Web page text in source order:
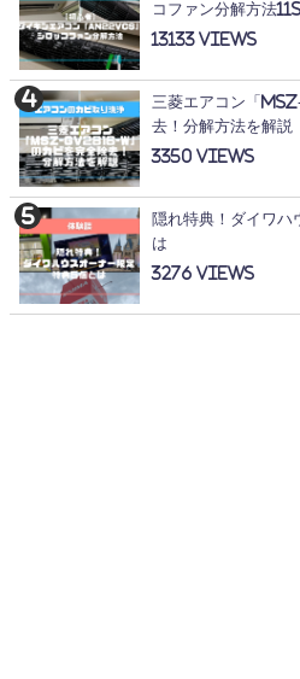
コファン分解方法
13133
三菱エアコン「
去！分解方法を解説
3350
隠れ特典！ダイワハ
は
3276